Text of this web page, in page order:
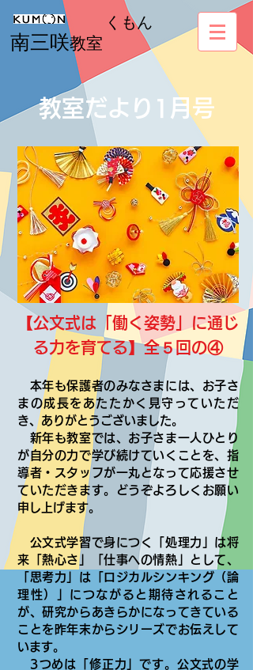
くもん
南三咲教室
教室だより1月号
【公文式は「働く姿勢」に通じ
る力を育てる】全５回の④
本年も保護者のみなさまには、お子さ
まの成長をあたたかく見守っていただ
き、ありがとうございました。
新年も教室では、お子さま一人ひとり
が自分の力で学び続けていくことを、指
導者・スタッフが一丸となって応援させ
ていただきます。どうぞよろしくお願い
申し上げます。
公文式学習で身につく「処理力」は将
来「熱心さ」「仕事への情熱」として、
「思考力」は「ロジカルシンキング（論
理性）」につながると期待されること
が、研究からあきらかになってきている
ことを昨年末からシリーズでお伝えして
います。
3つめは「修正力」です。公文式の学